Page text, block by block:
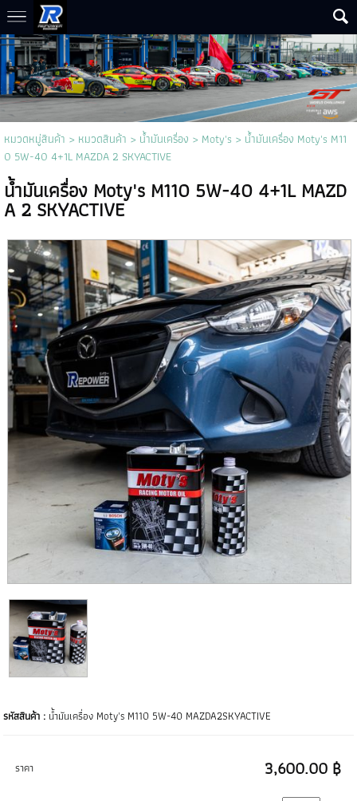
หมวดหมู่สินค้า > หมวดสินค้า > น้ำมันเครื่อง > Moty's > น้ำมันเครื่อง Moty's M11
0 5W-40 4+1L MAZDA 2 SKYACTIVE
น้ำมันเครื่อง Moty's M110 5W-40 4+1L MAZD
A 2 SKYACTIVE
รหัสสินค้า : น้ำมันเครื่อง Moty's M110 5W-40 MAZDA2SKYACTIVE
ราคา 3,600.00 ฿